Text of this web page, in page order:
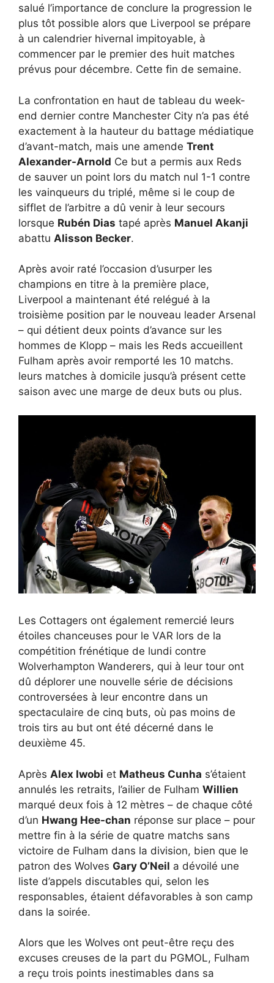
salué l’importance de conclure la progression le
plus tôt possible alors que Liverpool se prépare
à un calendrier hivernal impitoyable, à
commencer par le premier des huit matches
prévus pour décembre. Cette fin de semaine.
La confrontation en haut de tableau du week-
end dernier contre Manchester City n’a pas été
exactement à la hauteur du battage médiatique
d’avant-match, mais une amende Trent
Alexander-Arnold Ce but a permis aux Reds
de sauver un point lors du match nul 1-1 contre
les vainqueurs du triplé, même si le coup de
sifflet de l’arbitre a dû venir à leur secours
lorsque Rubén Dias tapé après Manuel Akanji
abattu Alisson Becker.
Après avoir raté l’occasion d’usurper les
champions en titre à la première place,
Liverpool a maintenant été relégué à la
troisième position par le nouveau leader Arsenal
– qui détient deux points d’avance sur les
hommes de Klopp – mais les Reds accueillent
Fulham après avoir remporté les 10 matchs.
leurs matches à domicile jusqu’à présent cette
saison avec une marge de deux buts ou plus.
Les Cottagers ont également remercié leurs
étoiles chanceuses pour le VAR lors de la
compétition frénétique de lundi contre
Wolverhampton Wanderers, qui à leur tour ont
dû déplorer une nouvelle série de décisions
controversées à leur encontre dans un
spectaculaire de cinq buts, où pas moins de
trois tirs au but ont été décerné dans le
deuxième 45.
Après Alex Iwobi et Matheus Cunha s’étaient
annulés les retraits, l’ailier de Fulham Willien
marqué deux fois à 12 mètres – de chaque côté
d’un Hwang Hee-chan réponse sur place – pour
mettre fin à la série de quatre matchs sans
victoire de Fulham dans la division, bien que le
patron des Wolves Gary O’Neil a dévoilé une
liste d’appels discutables qui, selon les
responsables, étaient défavorables à son camp
dans la soirée.
Alors que les Wolves ont peut-être reçu des
excuses creuses de la part du PGMOL, Fulham
a reçu trois points inestimables dans sa